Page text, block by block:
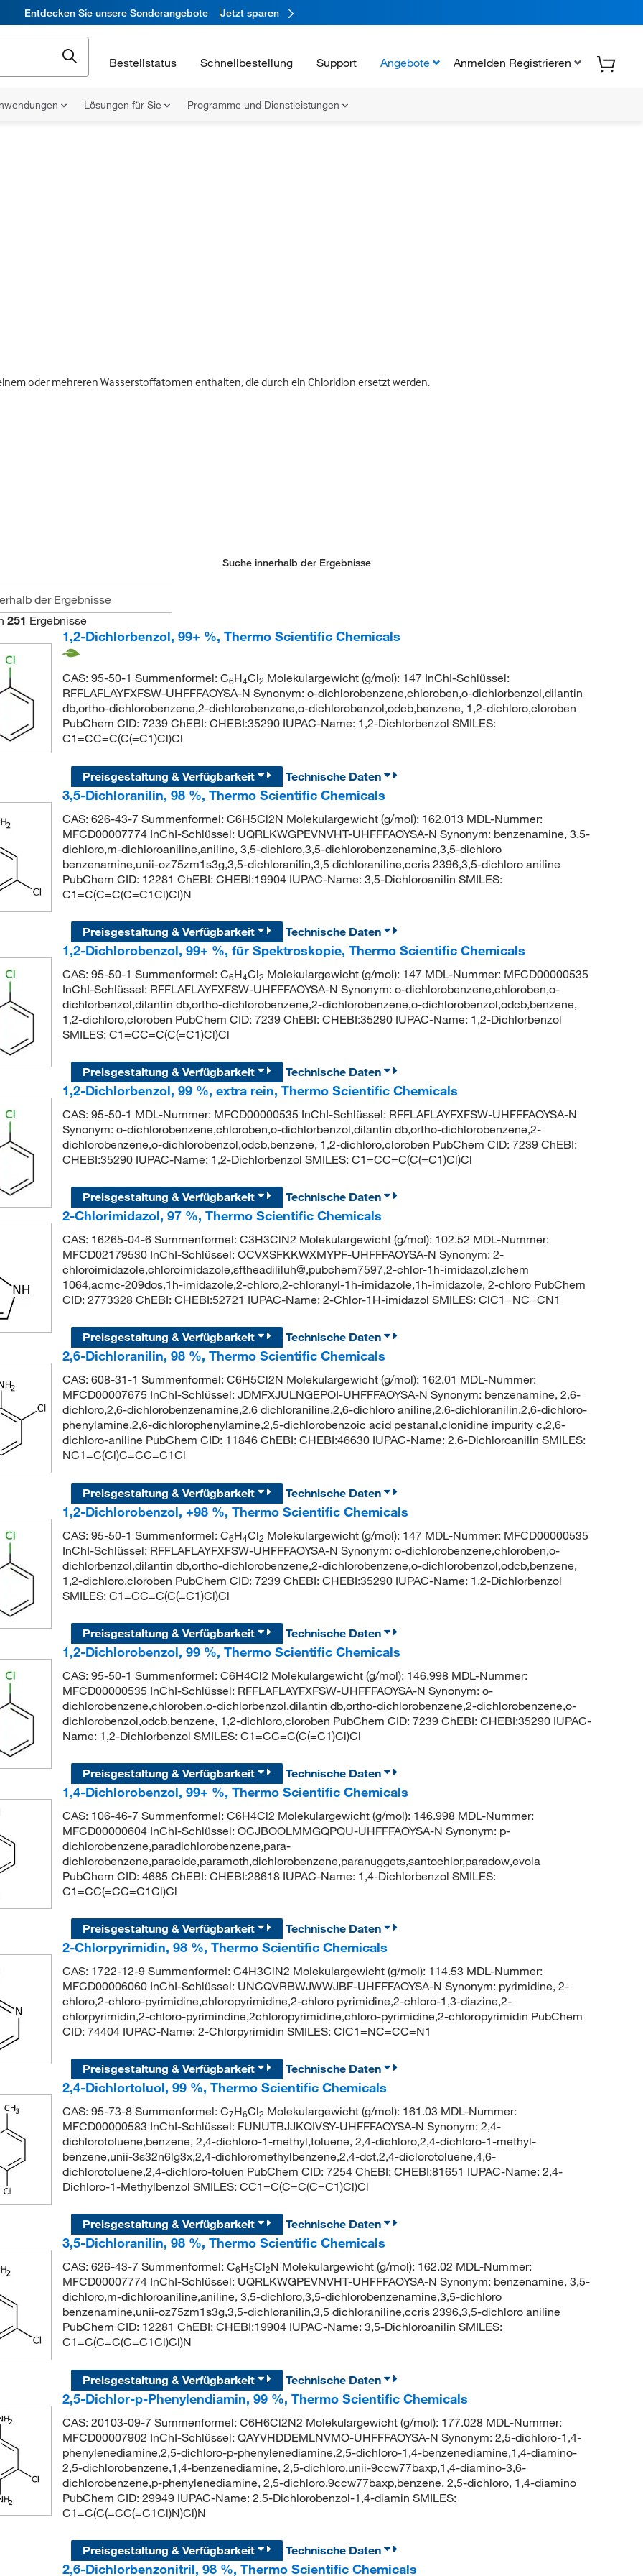
Entdecken Sie unsere Sonderangebote Jetzt sparen
Bestellstatus Schnellbestellung Support Angebote Anmelden Registrieren
Lösungen für Sie Programme und Dienstleistungen
oder mehreren Wasserstoffatomen enthalten, die durch ein Chloridion ersetzt werden.
Suche innerhalb der Ergebnisse
251 Ergebnisse
1,2-Dichlorbenzol, 99+ %, Thermo Scientific Chemicals
CAS: 95-50-1 Summenformel: C6H4Cl2 Molekulargewicht (g/mol): 147 InChI-Schlüssel:
RFFLAFLAYFXFSW-UHFFFAOYSA-N Synonym: o-dichlorobenzene,chloroben,o-dichlorbenzol,dilantin
db,ortho-dichlorobenzene,2-dichlorobenzene,o-dichlorobenzol,odcb,benzene, 1,2-dichloro,cloroben
PubChem CID: 7239 ChEBI: CHEBI:35290 IUPAC-Name: 1,2-Dichlorbenzol SMILES:
C1=CC=C(C(=C1)Cl)Cl
Preisgestaltung & Verfügbarkeit
Technische Daten
3,5-Dichloranilin, 98 %, Thermo Scientific Chemicals
CAS: 626-43-7 Summenformel: C6H5Cl2N Molekulargewicht (g/mol): 162.013 MDL-Nummer:
MFCD00007774 InChI-Schlüssel: UQRLKWGPEVNVHT-UHFFFAOYSA-N Synonym: benzenamine, 3,5-
dichloro,m-dichloroaniline,aniline, 3,5-dichloro,3,5-dichlorobenzenamine,3,5-dichloro
benzenamine,unii-oz75zm1s3g,3,5-dichloranilin,3,5 dichloraniline,ccris 2396,3,5-dichloro aniline
PubChem CID: 12281 ChEBI: CHEBI:19904 IUPAC-Name: 3,5-Dichloroanilin SMILES:
C1=C(C=C(C=C1Cl)Cl)N
Preisgestaltung & Verfügbarkeit
Technische Daten
1,2-Dichlorobenzol, 99+ %, für Spektroskopie, Thermo Scientific Chemicals
CAS: 95-50-1 Summenformel: C6H4Cl2 Molekulargewicht (g/mol): 147 MDL-Nummer: MFCD00000535
InChI-Schlüssel: RFFLAFLAYFXFSW-UHFFFAOYSA-N Synonym: o-dichlorobenzene,chloroben,o-
dichlorbenzol,dilantin db,ortho-dichlorobenzene,2-dichlorobenzene,o-dichlorobenzol,odcb,benzene,
1,2-dichloro,cloroben PubChem CID: 7239 ChEBI: CHEBI:35290 IUPAC-Name: 1,2-Dichlorbenzol
SMILES: C1=CC=C(C(=C1)Cl)Cl
Preisgestaltung & Verfügbarkeit
Technische Daten
1,2-Dichlorbenzol, 99 %, extra rein, Thermo Scientific Chemicals
CAS: 95-50-1 MDL-Nummer: MFCD00000535 InChI-Schlüssel: RFFLAFLAYFXFSW-UHFFFAOYSA-N
Synonym: o-dichlorobenzene,chloroben,o-dichlorbenzol,dilantin db,ortho-dichlorobenzene,2-
dichlorobenzene,o-dichlorobenzol,odcb,benzene, 1,2-dichloro,cloroben PubChem CID: 7239 ChEBI:
CHEBI:35290 IUPAC-Name: 1,2-Dichlorbenzol SMILES: C1=CC=C(C(=C1)Cl)Cl
Preisgestaltung & Verfügbarkeit
Technische Daten
2-Chlorimidazol, 97 %, Thermo Scientific Chemicals
CAS: 16265-04-6 Summenformel: C3H3ClN2 Molekulargewicht (g/mol): 102.52 MDL-Nummer:
MFCD02179530 InChI-Schlüssel: OCVXSFKKWXMYPF-UHFFFAOYSA-N Synonym: 2-
chloroimidazole,chloroimidazole,sftheadililuh@,pubchem7597,2-chlor-1h-imidazol,zlchem
1064,acmc-209dos,1h-imidazole,2-chloro,2-chloranyl-1h-imidazole,1h-imidazole, 2-chloro PubChem
CID: 2773328 ChEBI: CHEBI:52721 IUPAC-Name: 2-Chlor-1H-imidazol SMILES: ClC1=NC=CN1
Preisgestaltung & Verfügbarkeit
Technische Daten
2,6-Dichloranilin, 98 %, Thermo Scientific Chemicals
CAS: 608-31-1 Summenformel: C6H5Cl2N Molekulargewicht (g/mol): 162.01 MDL-Nummer:
MFCD00007675 InChI-Schlüssel: JDMFXJULNGEPOI-UHFFFAOYSA-N Synonym: benzenamine, 2,6-
dichloro,2,6-dichlorobenzenamine,2,6 dichloraniline,2,6-dichloro aniline,2,6-dichloranilin,2,6-dichloro-
phenylamine,2,6-dichlorophenylamine,2,5-dichlorobenzoic acid pestanal,clonidine impurity c,2,6-
dichloro-aniline PubChem CID: 11846 ChEBI: CHEBI:46630 IUPAC-Name: 2,6-Dichloroanilin SMILES:
NC1=C(Cl)C=CC=C1Cl
Preisgestaltung & Verfügbarkeit
Technische Daten
1,2-Dichlorobenzol, +98 %, Thermo Scientific Chemicals
CAS: 95-50-1 Summenformel: C6H4Cl2 Molekulargewicht (g/mol): 147 MDL-Nummer: MFCD00000535
InChI-Schlüssel: RFFLAFLAYFXFSW-UHFFFAOYSA-N Synonym: o-dichlorobenzene,chloroben,o-
dichlorbenzol,dilantin db,ortho-dichlorobenzene,2-dichlorobenzene,o-dichlorobenzol,odcb,benzene,
1,2-dichloro,cloroben PubChem CID: 7239 ChEBI: CHEBI:35290 IUPAC-Name: 1,2-Dichlorbenzol
SMILES: C1=CC=C(C(=C1)Cl)Cl
Preisgestaltung & Verfügbarkeit
Technische Daten
1,2-Dichlorobenzol, 99 %, Thermo Scientific Chemicals
CAS: 95-50-1 Summenformel: C6H4Cl2 Molekulargewicht (g/mol): 146.998 MDL-Nummer:
MFCD00000535 InChI-Schlüssel: RFFLAFLAYFXFSW-UHFFFAOYSA-N Synonym: o-
dichlorobenzene,chloroben,o-dichlorbenzol,dilantin db,ortho-dichlorobenzene,2-dichlorobenzene,o-
dichlorobenzol,odcb,benzene, 1,2-dichloro,cloroben PubChem CID: 7239 ChEBI: CHEBI:35290 IUPAC-
Name: 1,2-Dichlorbenzol SMILES: C1=CC=C(C(=C1)Cl)Cl
Preisgestaltung & Verfügbarkeit
Technische Daten
1,4-Dichlorobenzol, 99+ %, Thermo Scientific Chemicals
CAS: 106-46-7 Summenformel: C6H4Cl2 Molekulargewicht (g/mol): 146.998 MDL-Nummer:
MFCD00000604 InChI-Schlüssel: OCJBOOLMMGQPQU-UHFFFAOYSA-N Synonym: p-
dichlorobenzene,paradichlorobenzene,para-
dichlorobenzene,paracide,paramoth,dichlorobenzene,paranuggets,santochlor,paradow,evola
PubChem CID: 4685 ChEBI: CHEBI:28618 IUPAC-Name: 1,4-Dichlorbenzol SMILES:
C1=CC(=CC=C1Cl)Cl
Preisgestaltung & Verfügbarkeit
Technische Daten
2-Chlorpyrimidin, 98 %, Thermo Scientific Chemicals
CAS: 1722-12-9 Summenformel: C4H3ClN2 Molekulargewicht (g/mol): 114.53 MDL-Nummer:
MFCD00006060 InChI-Schlüssel: UNCQVRBWJWWJBF-UHFFFAOYSA-N Synonym: pyrimidine, 2-
chloro,2-chloro-pyrimidine,chloropyrimidine,2-chloro pyrimidine,2-chloro-1,3-diazine,2-
chlorpyrimidin,2-chloro-pyrimindine,2chloropyrimidine,chloro-pyrimidine,2-chloropyrimidin PubChem
CID: 74404 IUPAC-Name: 2-Chlorpyrimidin SMILES: ClC1=NC=CC=N1
Preisgestaltung & Verfügbarkeit
Technische Daten
2,4-Dichlortoluol, 99 %, Thermo Scientific Chemicals
CAS: 95-73-8 Summenformel: C7H6Cl2 Molekulargewicht (g/mol): 161.03 MDL-Nummer:
MFCD00000583 InChI-Schlüssel: FUNUTBJJKQIVSY-UHFFFAOYSA-N Synonym: 2,4-
dichlorotoluene,benzene, 2,4-dichloro-1-methyl,toluene, 2,4-dichloro,2,4-dichloro-1-methyl-
benzene,unii-3s32n6lg3x,2,4-dichloromethylbenzene,2,4-dct,2,4-diclorotoluene,4,6-
dichlorotoluene,2,4-dichloro-toluen PubChem CID: 7254 ChEBI: CHEBI:81651 IUPAC-Name: 2,4-
Dichloro-1-Methylbenzol SMILES: CC1=C(C=C(C=C1)Cl)Cl
Preisgestaltung & Verfügbarkeit
Technische Daten
3,5-Dichloranilin, 98 %, Thermo Scientific Chemicals
CAS: 626-43-7 Summenformel: C6H5Cl2N Molekulargewicht (g/mol): 162.02 MDL-Nummer:
MFCD00007774 InChI-Schlüssel: UQRLKWGPEVNVHT-UHFFFAOYSA-N Synonym: benzenamine, 3,5-
dichloro,m-dichloroaniline,aniline, 3,5-dichloro,3,5-dichlorobenzenamine,3,5-dichloro
benzenamine,unii-oz75zm1s3g,3,5-dichloranilin,3,5 dichloraniline,ccris 2396,3,5-dichloro aniline
PubChem CID: 12281 ChEBI: CHEBI:19904 IUPAC-Name: 3,5-Dichloroanilin SMILES:
C1=C(C=C(C=C1Cl)Cl)N
Preisgestaltung & Verfügbarkeit
Technische Daten
2,5-Dichlor-p-Phenylendiamin, 99 %, Thermo Scientific Chemicals
CAS: 20103-09-7 Summenformel: C6H6Cl2N2 Molekulargewicht (g/mol): 177.028 MDL-Nummer:
MFCD00007902 InChI-Schlüssel: QAYVHDDEMLNVMO-UHFFFAOYSA-N Synonym: 2,5-dichloro-1,4-
phenylenediamine,2,5-dichloro-p-phenylenediamine,2,5-dichloro-1,4-benzenediamine,1,4-diamino-
2,5-dichlorobenzene,1,4-benzenediamine, 2,5-dichloro,unii-9ccw77baxp,1,4-diamino-3,6-
dichlorobenzene,p-phenylenediamine, 2,5-dichloro,9ccw77baxp,benzene, 2,5-dichloro, 1,4-diamino
PubChem CID: 29949 IUPAC-Name: 2,5-Dichlorobenzol-1,4-diamin SMILES:
C1=C(C(=CC(=C1Cl)N)Cl)N
Preisgestaltung & Verfügbarkeit
Technische Daten
2,6-Dichlorbenzonitril, 98 %, Thermo Scientific Chemicals